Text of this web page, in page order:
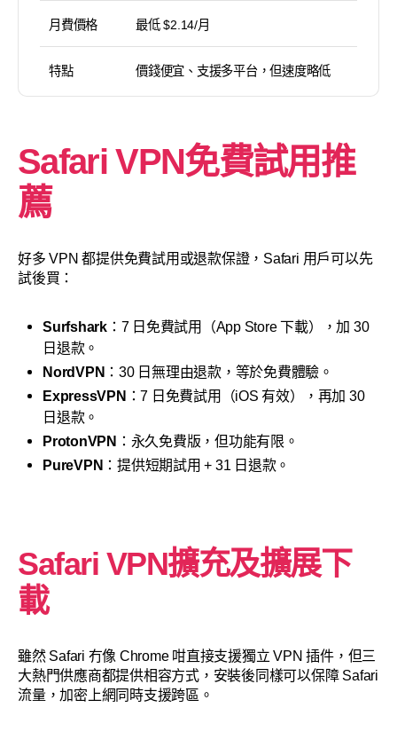
月費價格 最低 $2.14/月
特點 價錢便宜、支援多平台，但速度略低
Safari VPN免費試用推
薦
好多 VPN 都提供免費試用或退款保證，Safari 用戶可以先
試後買：
Surfshark：7 日免費試用（App Store 下載），加 30
日退款。
NordVPN ：30 日無理由退款，等於免費體驗。
ExpressVPN ：7 日免費試用（iOS 有效），再加 30
日退款。
ProtonVPN ：永久免費版，但功能有限。
PureVPN ：提供短期試用 + 31 日退款。
Safari VPN擴充及擴展下
載
雖然 Safari 冇像 Chrome 咁直接支援獨立 VPN 插件，但三
大熱門供應商都提供相容方式，安裝後同樣可以保障 Safari
流量，加密上網同時支援跨區。